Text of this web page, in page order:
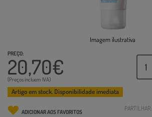
Imagem ilustrativa
PREÇO:
20,70€
(Preços incluem IVA)
Artigo em stock. Disponibilidade imediata
ADICIONAR AOS FAVORITOS PARTILHAR: